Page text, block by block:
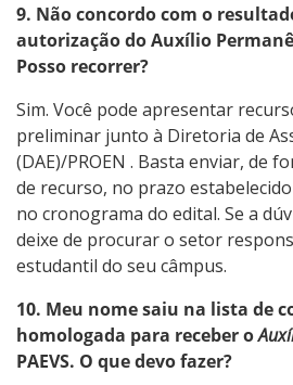
9. Não concordo com o
autorização do Auxílio
Posso recorrer?
Sim. Você pode apresentar
preliminar junto à Diretoria de
(DAE)/PROEN . Basta enviar, de
de recurso, no prazo
no cronograma do edital. Se a
deixe de procurar o setor
estudantil do seu câmpus.
10. Meu nome saiu na lista de
homologada para receber o
PAEVS. O que devo fazer?